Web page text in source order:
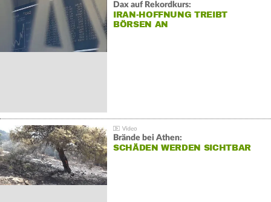
Dax auf Rekordkurs:
IRAN-HOFFNUNG TREIBT
BÖRSEN AN
Brände bei Athen:
SCHÄDEN WERDEN SICHTBAR